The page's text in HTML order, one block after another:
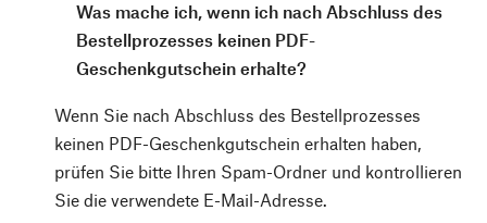
Was mache ich, wenn ich nach Abschluss des
Bestellprozesses keinen PDF-
Geschenkgutschein erhalte?
Wenn Sie nach Abschluss des Bestellprozesses
keinen PDF-Geschenkgutschein erhalten haben,
prüfen Sie bitte Ihren Spam-Ordner und kontrollieren
Sie die verwendete E-Mail-Adresse.